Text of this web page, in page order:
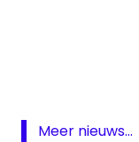
Fox
Meer nieuws...